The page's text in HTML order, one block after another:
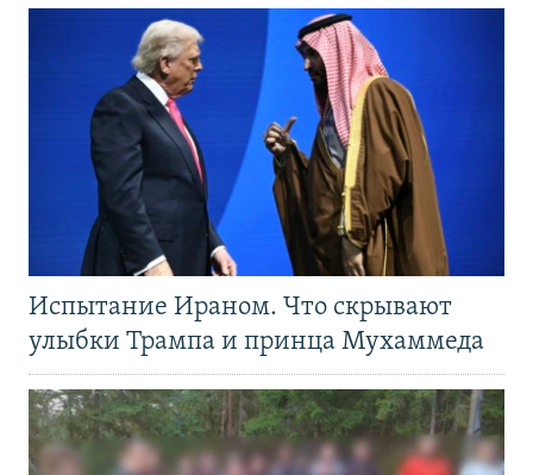
Испытание Ираном. Что скрывают
улыбки Трампа и принца Мухаммеда